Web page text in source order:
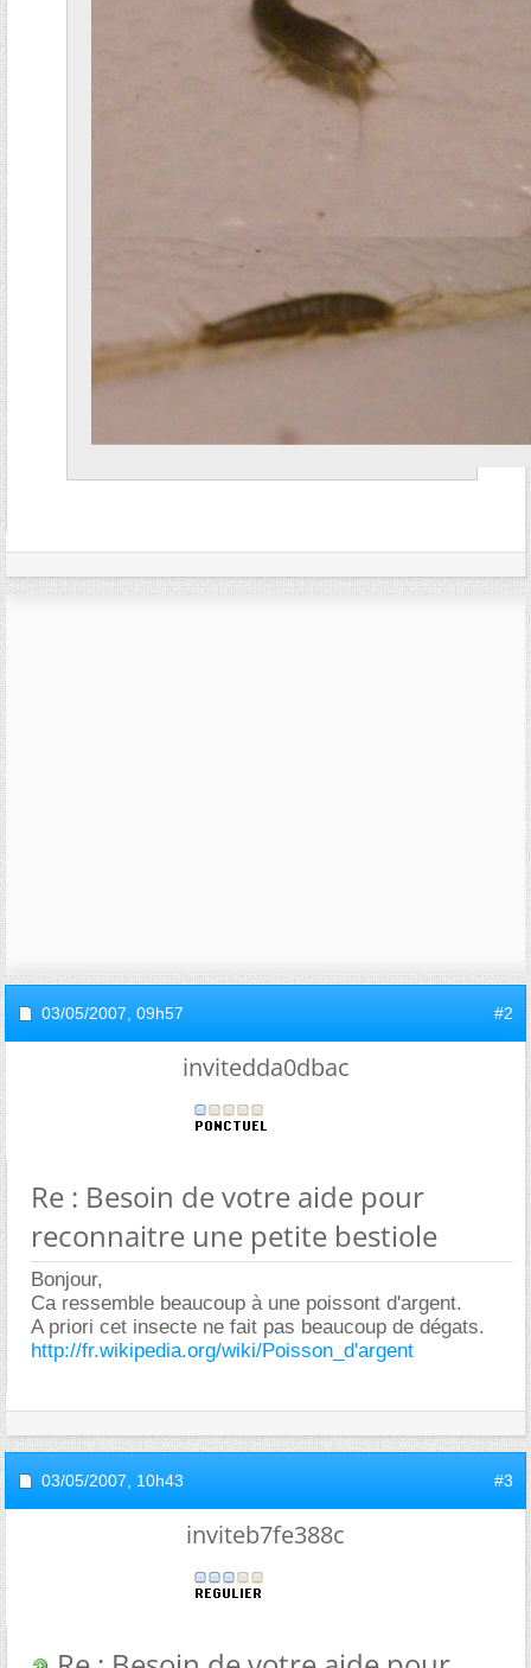
03/05/2007, 09h57 #2
invitedda0dbac
Re : Besoin de votre aide pour
reconnaitre une petite bestiole
Bonjour,
Ca ressemble beaucoup à une poissont d'argent.
A priori cet insecte ne fait pas beaucoup de dégats.
http://fr.wikipedia.org/wiki/Poisson_d'argent
03/05/2007, 10h43 #3
inviteb7fe388c